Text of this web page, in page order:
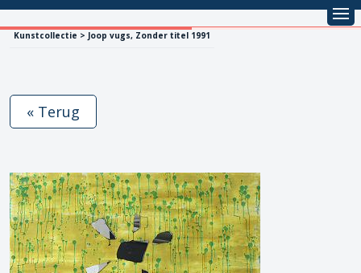
Kunstcollectie > Joop vugs, Zonder titel 1991
« Terug